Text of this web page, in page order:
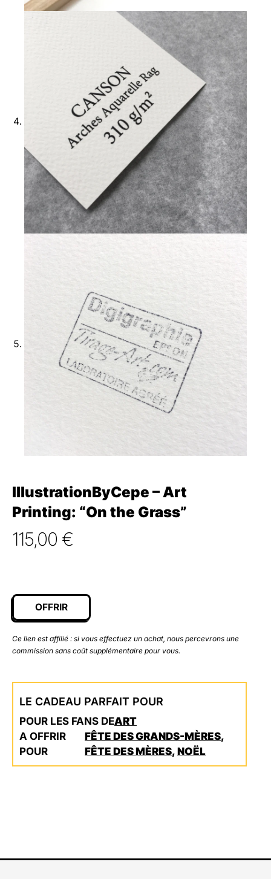
IllustrationByCepe – Art
Printing: “On the Grass”
115,00 €
OFFRIR
Ce lien est affilié : si vous effectuez un achat, nous percevrons une
commission sans coût supplémentaire pour vous.
LE CADEAU PARFAIT POUR
POUR LES FANS DEART
A OFFRIR
POUR
FÊTE DES GRANDS-MÈRES,
FÊTE DES MÈRES, NOËL